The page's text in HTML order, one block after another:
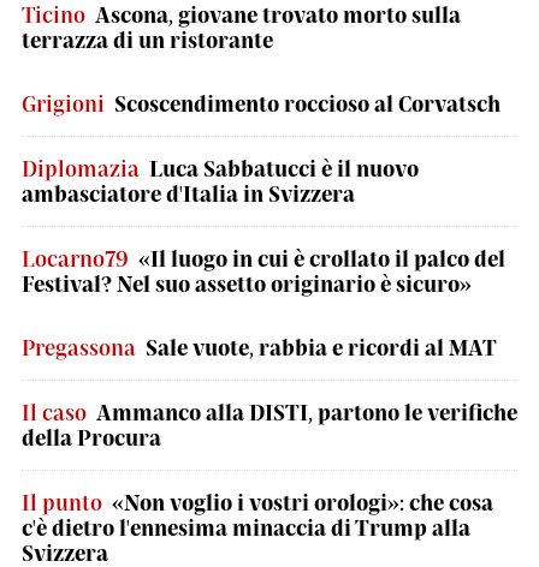
Ticino Ascona, giovane trovato morto sulla
terrazza di un ristorante
Grigioni Scoscendimento roccioso al Corvatsch
Diplomazia Luca Sabbatucci è il nuovo
ambasciatore d'Italia in Svizzera
Locarno79 «Il luogo in cui è crollato il palco del
Festival? Nel suo assetto originario è sicuro»
Pregassona Sale vuote, rabbia e ricordi al MAT
Il caso Ammanco alla DISTI, partono le verifiche
della Procura
Il punto «Non voglio i vostri orologi»: che cosa
c'è dietro l'ennesima minaccia di Trump alla
Svizzera